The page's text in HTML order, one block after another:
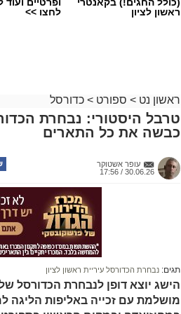
אור קורנליוס חתם במכבי ראשון לציון
על החתמתו של אור קורנליוס.
קורנליוס (29, 1.99 מ') גדל
הכתומים לאחר מספר עונות בליגת העל,
ראשון לציון
לחצו >>
ראשון נט > ספורט > כדורסל
טרבל היסטורי: נבחרת
כבשה את כל התארים
עופר אשטוקר
30.06.26 / 17:56
תגים: נבחרת הכדורסל עיריית ראשון לציון
הישג יוצא דופן לנבחרת הכדורסל
מושלמת עם זכייה באליפות הליגה